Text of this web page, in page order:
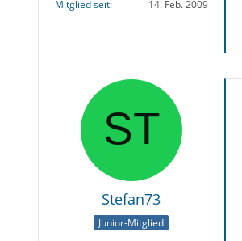
Mitglied seit
14. Feb. 2009
Stefan73
Junior-Mitglied